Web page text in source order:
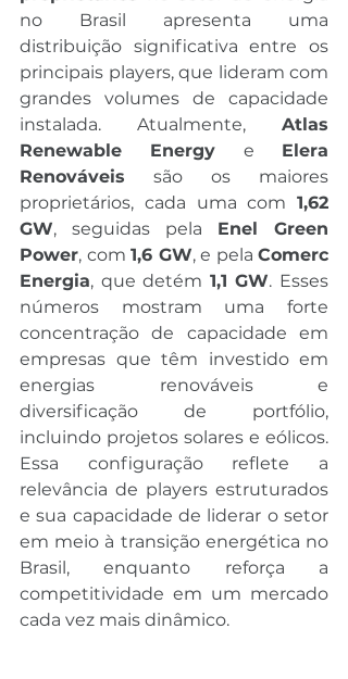
no Brasil apresenta uma
distribuição significativa entre os
principais players, que lideram com
grandes volumes de capacidade
instalada. Atualmente, Atlas
Renewable Energy e Elera
Renováveis são os maiores
proprietários, cada uma com 1,62
GW, seguidas pela Enel Green
Power, com 1,6 GW, e pela Comerc
Energia, que detém 1,1 GW. Esses
números mostram uma forte
concentração de capacidade em
empresas que têm investido em
energias renováveis e
diversificação de portfólio,
incluindo projetos solares e eólicos.
Essa configuração reflete a
relevância de players estruturados
e sua capacidade de liderar o setor
em meio à transição energética no
Brasil, enquanto reforça a
competitividade em um mercado
cada vez mais dinâmico.